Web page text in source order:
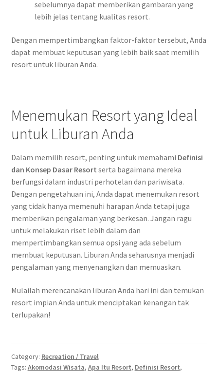
sebelumnya dapat memberikan gambaran yang
lebih jelas tentang kualitas resort.
Dengan mempertimbangkan faktor-faktor tersebut, Anda
dapat membuat keputusan yang lebih baik saat memilih
resort untuk liburan Anda.
Menemukan Resort yang Ideal
untuk Liburan Anda
Dalam memilih resort, penting untuk memahami Definisi
dan Konsep Dasar Resort serta bagaimana mereka
berfungsi dalam industri perhotelan dan pariwisata.
Dengan pengetahuan ini, Anda dapat menemukan resort
yang tidak hanya memenuhi harapan Anda tetapi juga
memberikan pengalaman yang berkesan. Jangan ragu
untuk melakukan riset lebih dalam dan
mempertimbangkan semua opsi yang ada sebelum
membuat keputusan. Liburan Anda seharusnya menjadi
pengalaman yang menyenangkan dan memuaskan.
Mulailah merencanakan liburan Anda hari ini dan temukan
resort impian Anda untuk menciptakan kenangan tak
terlupakan!
Category: Recreation / Travel
Tags: Akomodasi Wisata, Apa Itu Resort, Definisi Resort,